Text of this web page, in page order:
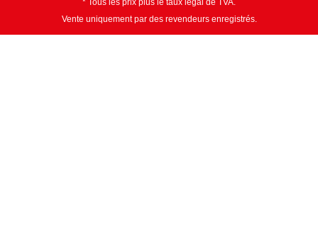
* Tous les prix plus le taux légal de TVA.
Vente uniquement par des revendeurs enregistrés.